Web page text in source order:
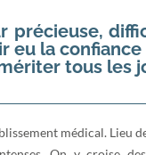
précieuse,
eu la
tous les
médical. Lieu